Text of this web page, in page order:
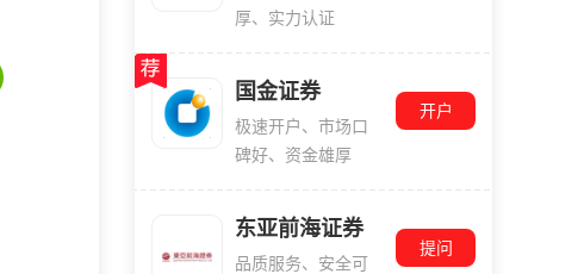
厚、实力认证
国金证券
极速开户、市场口
碑好、资金雄厚
开户
东亚前海证券
品质服务、安全可
提问